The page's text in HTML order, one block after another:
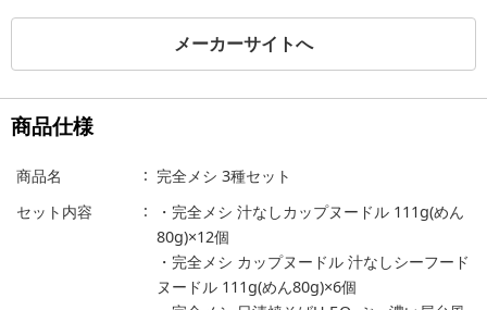
メーカーサイトへ
商品仕様
商品名
完全メシ 3種セット
セット内容
・完全メシ 汁なしカップヌードル 111g(めん
80g)×12個
・完全メシ カップヌードル 汁なしシーフード
ヌードル 111g(めん80g)×6個